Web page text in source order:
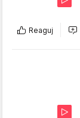
Reaguj